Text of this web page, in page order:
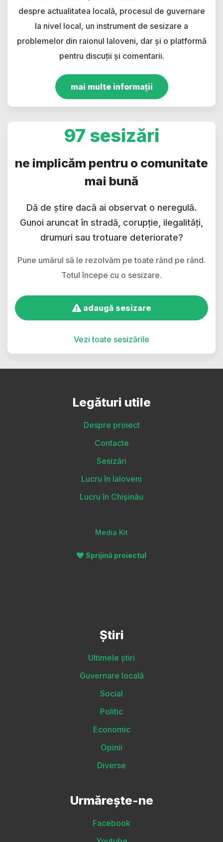
despre actualitatea locală, procesul de guvernare
la nivel local, un instrument de sesizare a
problemelor din raionul Ialoveni, dar și o platformă
pentru discuții și comentarii.
mai multe informații
97 sesizări
ne implicăm pentru o comunitate
mai bună
Dă de știre dacă ai observat o neregulă.
Gunoi aruncat în stradă, corupție, ilegalități,
drumuri sau trotuare deteriorate?
Pune umărul să le rezolvăm pe toate rând pe rând.
Totul începe cu o sesizare.
adaugă sesizare
Vezi toate sesizările
Legături utile
Despre proiect
Contacte
Sesizări
Lucru în Ialoveni
Lucru în Chișinău
Media Kit
Sprijină proiectul
Știri
Ultimele știri
Guvernare locală
Social
Politic
Economic
Opinii
Diverse
Urmărește-ne
Facebook